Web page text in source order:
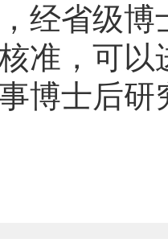
经省级博
准，可
博士后研